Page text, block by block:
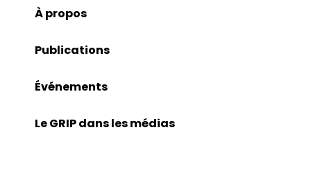
À propos
Publications
Événements
Le GRIP dans les médias